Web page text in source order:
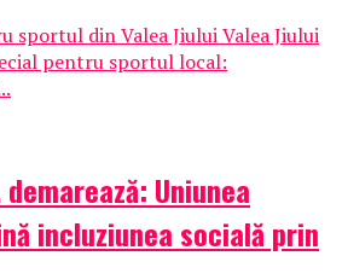
sportul din Valea Jiului Valea Jiului
pentru sportul local:
Uniunea
incluziunea socială prin